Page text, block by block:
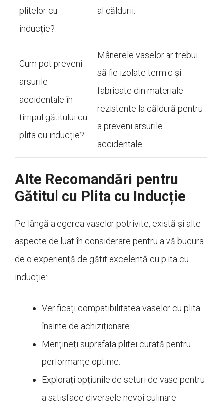
plitelor cu
inducție?
al căldurii.
Cum pot preveni
arsurile
accidentale în
timpul gătitului cu
plita cu inducție?
Mânerele vaselor ar trebui
să fie izolate termic și
fabricate din materiale
rezistente la căldură pentru
a preveni arsurile
accidentale.
Alte Recomandări pentru
Gătitul cu Plita cu Inducție
Pe lângă alegerea vaselor potrivite, există și alte
aspecte de luat în considerare pentru a vă bucura
de o experiență de gătit excelentă cu plita cu
inducție:
Verificați compatibilitatea vaselor cu plita
înainte de achiziționare.
Mențineți suprafața plitei curată pentru
performanțe optime.
Explorați opțiunile de seturi de vase pentru
a satisface diversele nevoi culinare.